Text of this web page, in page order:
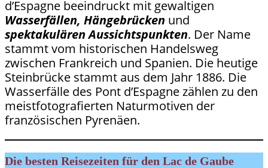
d’Espagne beeindruckt mit gewaltigen
Wasserfällen, Hängebrücken und
spektakulären Aussichtspunkten. Der Name
stammt vom historischen Handelsweg
zwischen Frankreich und Spanien. Die heutige
Steinbrücke stammt aus dem Jahr 1886. Die
Wasserfälle des Pont d’Espagne zählen zu den
meistfotografierten Naturmotiven der
französischen Pyrenäen.
Die besten Reisezeiten für den Lac de Gaube